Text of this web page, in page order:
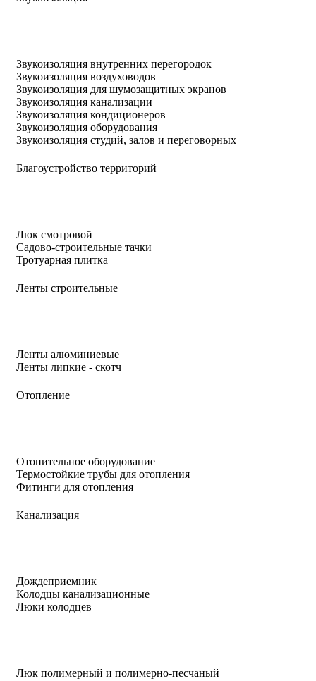
Звукоизоляция внутренних перегородок
Звукоизоляция воздуховодов
Звукоизоляция для шумозащитных экранов
Звукоизоляция канализации
Звукоизоляция кондиционеров
Звукоизоляция оборудования
Звукоизоляция студий, залов и переговорных
Благоустройство территорий
Люк смотровой
Садово-строительные тачки
Тротуарная плитка
Ленты строительные
Ленты алюминиевые
Ленты липкие - скотч
Отопление
Отопительное оборудование
Термостойкие трубы для отопления
Фитинги для отопления
Канализация
Дождеприемник
Колодцы канализационные
Люки колодцев
Люк полимерный и полимерно-песчаный